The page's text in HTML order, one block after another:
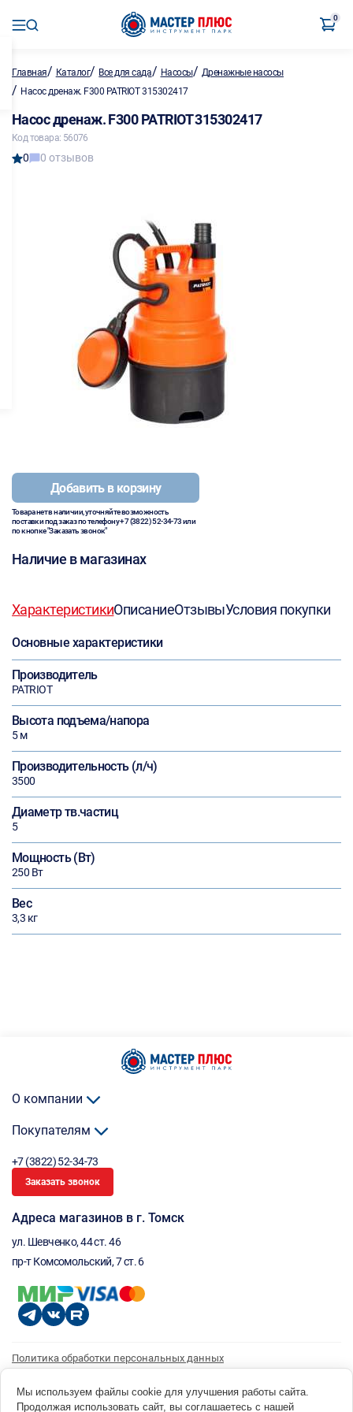
0
Главная/ Каталог/ Все для сада/ Насосы/ Дренажные насосы
/ Насос дренаж. F300 PATRIOT 315302417
Насос дренаж. F300 PATRIOT 315302417
Код товара: 56076
0 0 отзывов
Добавить в корзину
Товара нет в наличии, уточняйте возможность
поставки под заказ по телефону+7 (3822) 52-34-73или
по кнопке "Заказать звонок"
Наличие в магазинах
ХарактеристикиОписаниеОтзывыУсловия покупки
Основные характеристики
Производитель
PATRIOT
Высота подъема/напора
5 м
Производительность (л/ч)
3500
Диаметр тв.частиц
5
Мощность (Вт)
250 Вт
Вес
3,3 кг
О компании
Покупателям
+7 (3822) 52-34-73
Заказать звонок
Адреса магазинов в г. Томск
ул. Шевченко, 44 ст. 46
пр-т Комсомольский, 7 ст. 6
Политика обработки персональных данных
Согласие на получение рассылки
Мы используем файлы cookie для улучшения работы сайта.
Продолжая использовать сайт, вы соглашаетесь с нашей